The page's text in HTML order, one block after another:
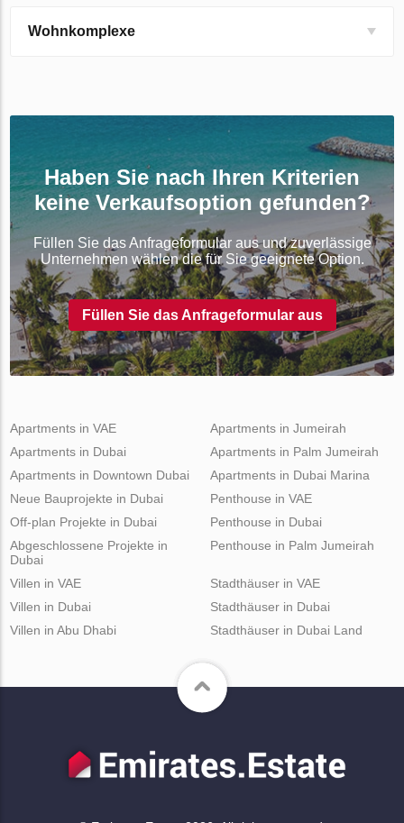
Wohnkomplexe
Haben Sie nach Ihren Kriterien
keine Verkaufsoption gefunden?
Füllen Sie das Anfrageformular aus und zuverlässige
Unternehmen wählen die für Sie geeignete Option.
Füllen Sie das Anfrageformular aus
Apartments in VAE
Apartments in Dubai
Apartments in Downtown Dubai
Apartments in Jumeirah
Apartments in Palm Jumeirah
Apartments in Dubai Marina
Neue Bauprojekte in Dubai
Off-plan Projekte in Dubai
Abgeschlossene Projekte in
Dubai
Penthouse in VAE
Penthouse in Dubai
Penthouse in Palm Jumeirah
Villen in VAE
Villen in Dubai
Villen in Abu Dhabi
Stadthäuser in VAE
Stadthäuser in Dubai
Stadthäuser in Dubai Land